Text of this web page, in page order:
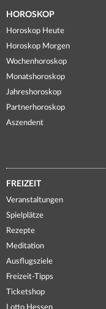
HOROSKOP
Horoskop Heute
Horoskop Morgen
Wochenhoroskop
Monatshoroskop
Jahreshoroskop
Partnerhoroskop
Aszendent
FREIZEIT
Veranstaltungen
Spielplätze
Rezepte
Meditation
Ausflugsziele
Freizeit-Tipps
Ticketshop
Lotto Hessen